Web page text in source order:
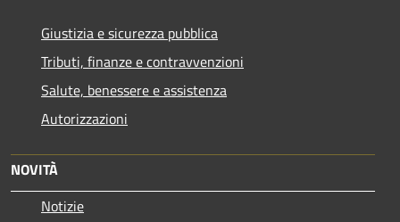
Giustizia e sicurezza pubblica
Tributi, finanze e contravvenzioni
Salute, benessere e assistenza
Autorizzazioni
NOVITÀ
Notizie